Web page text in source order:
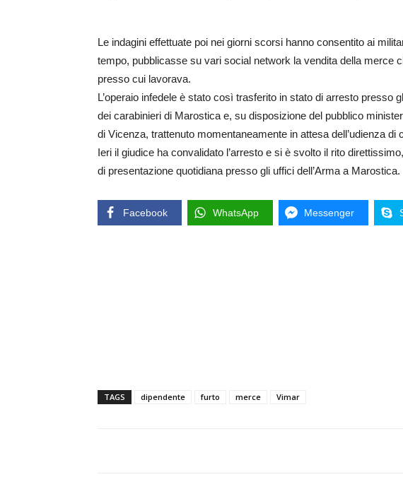
Le indagini effettuate poi nei giorni scorsi hanno consentito ai
tempo, pubblicasse su vari social network la vendita della merce
presso cui lavorava.
L’operaio infedele è stato così trasferito in stato di arresto presso
dei carabinieri di Marostica e, su disposizione del pubblico
di Vicenza, trattenuto momentaneamente in attesa dell’udienza di
Ieri il giudice ha convalidato l’arresto e si è svolto il rito
di presentazione quotidiana presso gli uffici dell’Arma a Marostica.
Facebook WhatsApp Messenger
TAGS dipendente furto merce Vimar